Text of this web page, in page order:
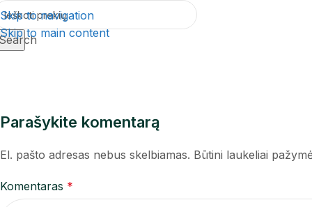
Skip to navigation
Skip to main content
Parašykite komentarą
El. pašto adresas nebus skelbiamas. Būtini laukeliai
Komentaras *